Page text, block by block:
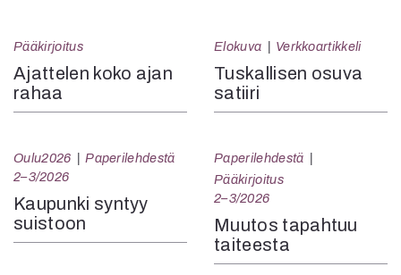
Pääkirjoitus
Ajattelen koko ajan
rahaa
Elokuva Verkkoartikkeli
Tuskallisen osuva
satiiri
Oulu2026
Paperilehdestä
2–3/2026
Kaupunki syntyy
suistoon
Paperilehdestä
Pääkirjoitus
2–3/2026
Muutos tapahtuu
taiteesta